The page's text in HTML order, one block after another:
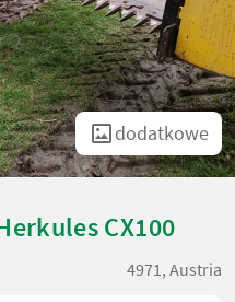
dodatkowe
CX100
4971, Austria